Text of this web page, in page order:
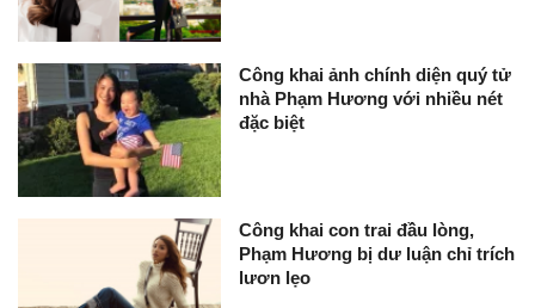
Công khai ảnh chính diện quý tử
nhà Phạm Hương với nhiều nét
đặc biệt
Công khai con trai đầu lòng,
Phạm Hương bị dư luận chỉ trích
lươn lẹo